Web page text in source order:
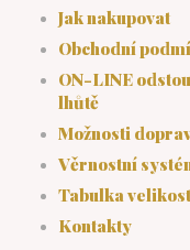
Jak nakupovat
Obchodní
ON-LINE
lhůtě
Možnosti
Věrnostní
Tabulka
Kontakty